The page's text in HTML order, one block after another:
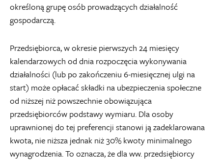
określoną grupę osób prowadzących działalność
gospodarczą.
Przedsiębiorca, w okresie pierwszych 24 miesięcy
kalendarzowych od dnia rozpoczęcia wykonywania
działalności (lub po zakończeniu 6-miesięcznej ulgi na
start) może opłacać składki na ubezpieczenia społeczne
od niższej niż powszechnie obowiązująca
przedsiębiorców podstawy wymiaru. Dla osoby
uprawnionej do tej preferencji stanowi ją zadeklarowana
kwota, nie niższa jednak niż 30% kwoty minimalnego
wynagrodzenia. To oznacza, że dla ww. przedsiębiorcy